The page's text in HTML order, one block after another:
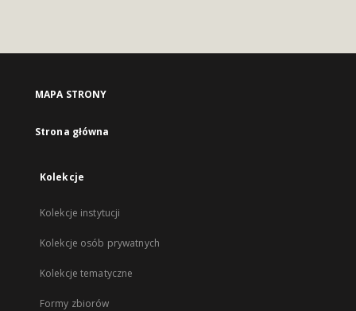
MAPA STRONY
Strona główna
Kolekcje
Kolekcje instytucji
Kolekcje osób prywatnych
Kolekcje tematyczne
Formy zbiorów